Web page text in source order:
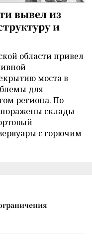
вывел из
и
области привел
моста в
для
региона. По
склады
с горючим